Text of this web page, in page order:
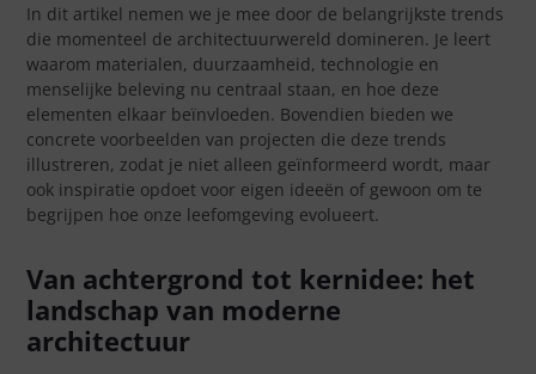
In dit artikel nemen we je mee door de belangrijkste trends
die momenteel de architectuurwereld domineren. Je leert
waarom materialen, duurzaamheid, technologie en
menselijke beleving nu centraal staan, en hoe deze
elementen elkaar beïnvloeden. Bovendien bieden we
concrete voorbeelden van projecten die deze trends
illustreren, zodat je niet alleen geïnformeerd wordt, maar
ook inspiratie opdoet voor eigen ideeën of gewoon om te
begrijpen hoe onze leefomgeving evolueert.
Van achtergrond tot kernidee: het
landschap van moderne
architectuur